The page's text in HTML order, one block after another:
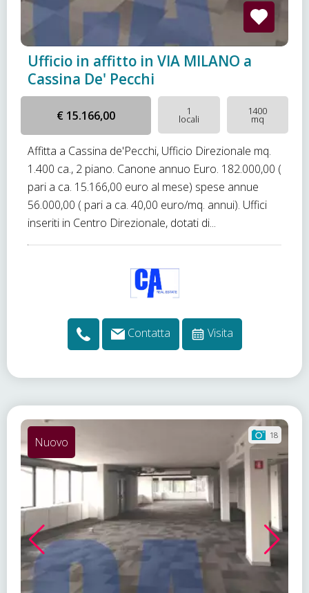
Ufficio in affitto in VIA MILANO a
Cassina De' Pecchi
€ 15.166,00 1
locali
1400
mq
Affitta a Cassina de'Pecchi, Ufficio Direzionale mq.
1.400 ca., 2 piano. Canone annuo Euro. 182.000,00 (
pari a ca. 15.166,00 euro al mese) spese annue
56.000,00 ( pari a ca. 40,00 euro/mq. annui). Uffici
inseriti in Centro Direzionale, dotati di...
Contatta Visita
18
Nuovo